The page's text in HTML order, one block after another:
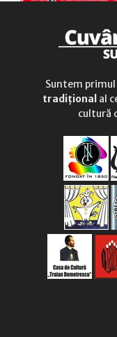
Suntem
tradițional al
cultură